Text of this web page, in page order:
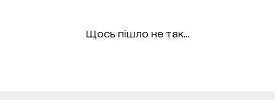
Щось пішло не так...